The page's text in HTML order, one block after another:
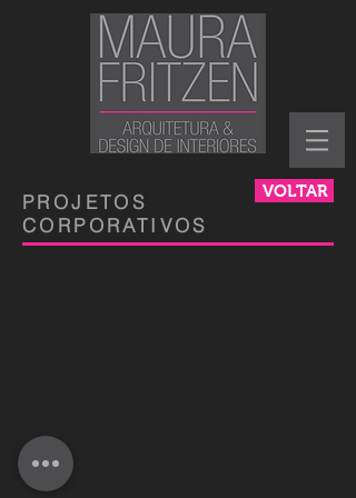
PROJETOS
CORPORATIVOS
VOLTAR